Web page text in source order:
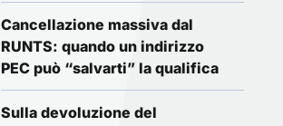
Cancellazione massiva dal
RUNTS: quando un indirizzo
PEC può “salvarti” la qualifica
Sulla devoluzione del